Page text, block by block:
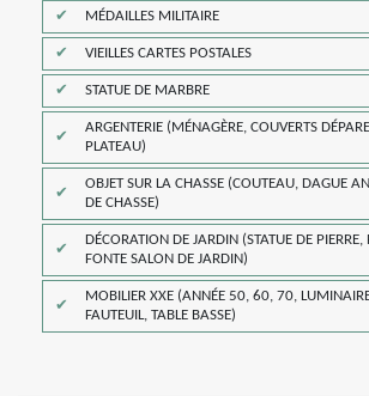
MÉDAILLES MILITAIRE
VIEILLES CARTES POSTALES
STATUE DE MARBRE
ARGENTERIE (MÉNAGÈRE, COUVERTS
PLATEAU)
OBJET SUR LA CHASSE (COUTEAU, DAGUE
DE CHASSE)
DÉCORATION DE JARDIN (STATUE DE PIERRE,
FONTE SALON DE JARDIN)
MOBILIER XXE (ANNÉE 50, 60, 70,
FAUTEUIL, TABLE BASSE)